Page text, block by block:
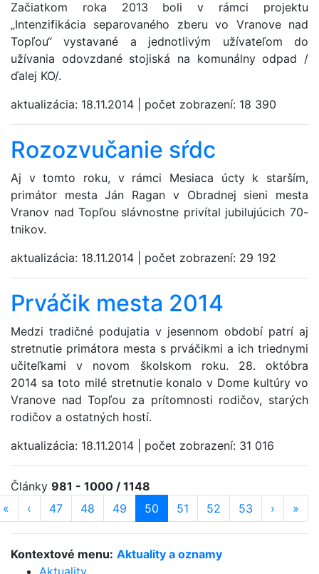
Kontextové menu: Aktuality a oznamy
Aktuality
Začiatkom roka 2013 boli v rámci projektu
„Intenzifikácia separovaného zberu vo Vranove nad
Topľou“ vystavané a jednotlivým užívateľom do
užívania odovzdané stojiská na komunálny odpad /
ďalej KO/.
aktualizácia: 18.11.2014 počet zobrazení: 18 390
Rozozvučanie sŕdc
Aj v tomto roku, v rámci Mesiaca úcty k starším,
primátor mesta Ján Ragan v Obradnej sieni mesta
Vranov nad Topľou slávnostne privítal jubilujúcich 70-
tnikov.
aktualizácia: 18.11.2014 počet zobrazení: 29 192
Prváčik mesta 2014
Medzi tradičné podujatia v jesennom období patrí aj
stretnutie primátora mesta s prváčikmi a ich triednymi
učiteľkami v novom školskom roku. 28. októbra
2014 sa toto milé stretnutie konalo v Dome kultúry vo
Vranove nad Topľou za prítomnosti rodičov, starých
rodičov a ostatných hostí.
aktualizácia: 18.11.2014 počet zobrazení: 31 016
Články 981 - 1000 / 1148
« prvá strana
‹ predošlá strana
strana
47 strana
48 strana
49 strana
50 (aktuálna)
strana
51 strana
52 strana
53 ďalšia
› »